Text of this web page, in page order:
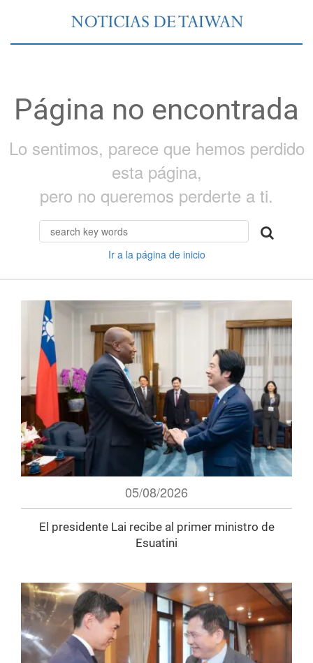
Página no encontrada
Lo sentimos, parece que hemos perdido
esta página,
pero no queremos perderte a ti.
Ir a la página de inicio
05/08/2026
El presidente Lai recibe al primer ministro de
Esuatini